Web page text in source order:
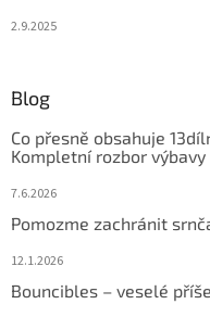
2.9.2025
Blog
Co přesně obsahuje
Kompletní rozbor
7.6.2026
Pomozme zachránit
12.1.2026
Bouncibles – veselé